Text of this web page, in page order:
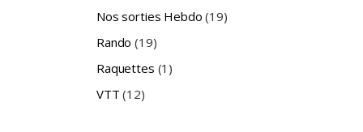
Nos sorties Hebdo (19)
Rando (19)
Raquettes (1)
VTT (12)